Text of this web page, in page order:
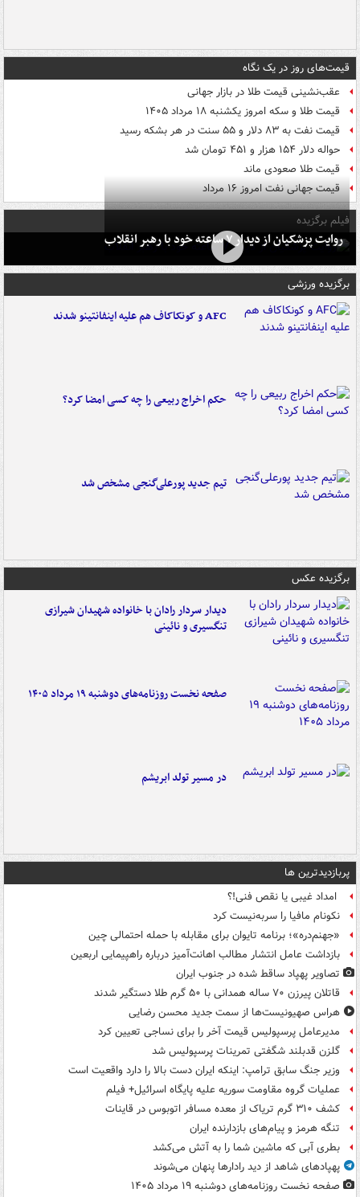
قیمت‌های روز در یک نگاه
عقب‌نشینی قیمت طلا در بازار جهانی
قیمت طلا و سکه امروز یکشنبه ۱۸ مرداد ۱۴۰۵
قیمت نفت به ۸۳ دلار و ۵۵ سنت در هر بشکه رسید
حواله دلار ۱۵۴ هزار و ۴۵۱ تومان شد
قیمت طلا صعودی ماند
قیمت جهانی نفت امروز ۱۶ مرداد
فیلم برگزیده
روایت پزشکیان از دیدار ۷ ساعته خود با رهبر انقلاب
برگزیده ورزشی
AFC و کونکاکاف هم علیه اینفانتینو شدند
حکم اخراج ربیعی را چه کسی امضا کرد؟
تیم جدید پورعلی‌گنجی مشخص شد
برگزیده عکس
دیدار سردار رادان با خانواده‌ شهیدان شیرازی
تنگسیری و نائینی
صفحه نخست روزنامه‌های دوشنبه ۱۹ مرداد ۱۴۰۵
در مسیر تولد ابریشم
پربازدیدترین ها
امداد غیبی یا نقص فنی!؟
نکونام مافیا را سربه‌نیست کرد
«جهنم‌دره»؛ برنامه تایوان برای مقابله با حمله احتمالی چین
بازداشت عامل انتشار مطالب اهانت‌آمیز درباره راهپیمایی اربعین
تصاویر پهپاد ساقط شده در جنوب ایران
قاتلان پیرزن ۷۰ ساله همدانی با ۵۰ گرم طلا دستگیر شدند
هراس صهیونیست‌ها از سمت جدید محسن رضایی
مدیرعامل پرسپولیس قیمت آخر را برای نساجی تعیین کرد
گلزن قدبلند شگفتی تمرینات پرسپولیس شد
وزیر جنگ سابق ترامپ: اینکه ایران دست بالا را دارد واقعیت است
عملیات گروه مقاومت سوریه علیه پایگاه اسرائیل+ فیلم
کشف ۳۱۰ گرم تریاک از معده مسافر اتوبوس در قاینات
تنگه هرمز و پیام‌های بازدارنده ایران
بطری آبی که ماشین شما را به آتش می‌کشد
پهپادهای شاهد از دید رادارها پنهان می‌شوند
صفحه نخست روزنامه‌های دوشنبه ۱۹ مرداد ۱۴۰۵